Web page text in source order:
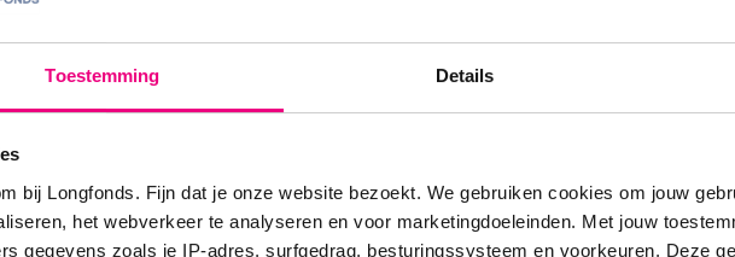
Toestemming Details
bij Longfonds. Fijn dat je onze website bezoekt. We gebruiken cookies om jouw
het webverkeer te analyseren en voor marketingdoeleinden. Met jouw
gegevens zoals je IP-adres, surfgedrag, besturingssysteem en voorkeuren. Deze
Geen houtstook als de lucht te